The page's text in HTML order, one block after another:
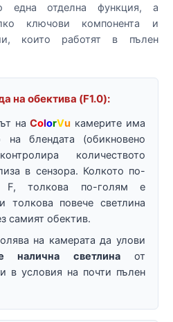
отделна функция, а
ключови компонента и
които работят в пълен
на обектива (F1.0):
наColorVu камерите има
блендата (обикновено
количеството
в сензора. Колкото по-
толкова по-голям е
толкова повече светлина
самият обектив.
на камерата да улови
налична светлинаот
в условия на почти пълен